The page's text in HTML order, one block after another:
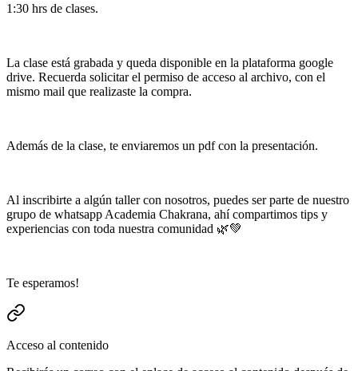
1:30 hrs de clases.
La clase está grabada y queda disponible en la plataforma google
drive. Recuerda solicitar el permiso de acceso al archivo, con el
mismo mail que realizaste la compra.
Además de la clase, te enviaremos un pdf con la presentación.
Al inscribirte a algún taller con nosotros, puedes ser parte de nuestro
grupo de whatsapp Academia Chakrana, ahí compartimos tips y
experiencias con toda nuestra comunidad 🌿💚
Te esperamos!
Acceso al contenido